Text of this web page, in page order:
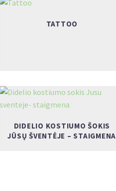
TATTOO
DIDELIO KOSTIUMO ŠOKIS
JŪSŲ ŠVENTĖJE – STAIGMENA